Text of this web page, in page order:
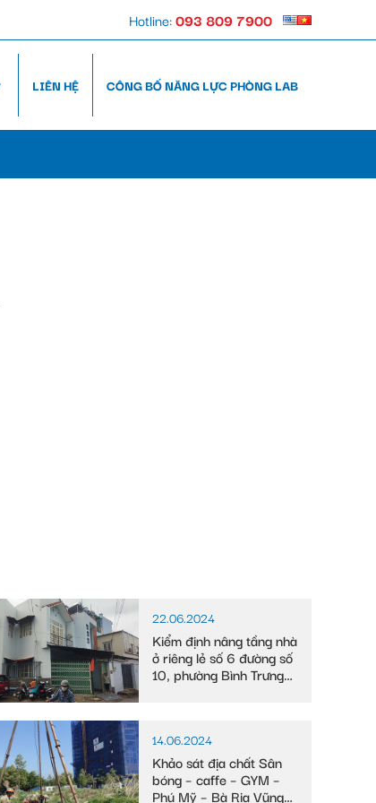
Hotline:093 809 7900
LIÊN HỆ CÔNG BỐ NĂNG LỰC PHÒNG LAB
22.06.2024
Kiểm định nâng tầng nhà
ở riêng lẻ số 6 đường số
10, phường Bình Trưng
14.06.2024
Khảo sát địa chất Sân
bóng – caffe – GYM –
Phú Mỹ – Bà Rịa Vũng